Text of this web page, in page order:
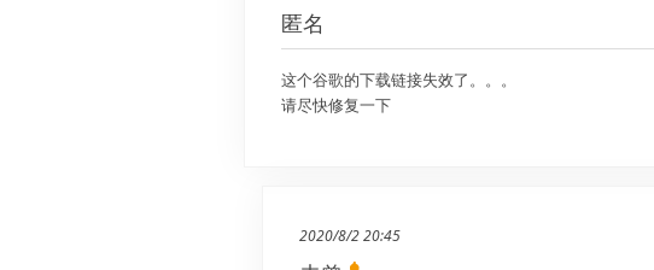
匿名
这个谷歌的下载链接失效了。。。
请尽快修复一下
2020/8/2 20:45